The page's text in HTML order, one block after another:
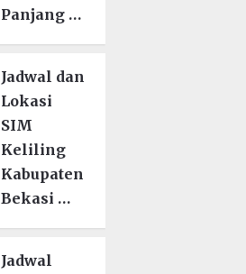
Panjang …
Jadwal dan
Lokasi
SIM
Keliling
Kabupaten
Bekasi …
Jadwal